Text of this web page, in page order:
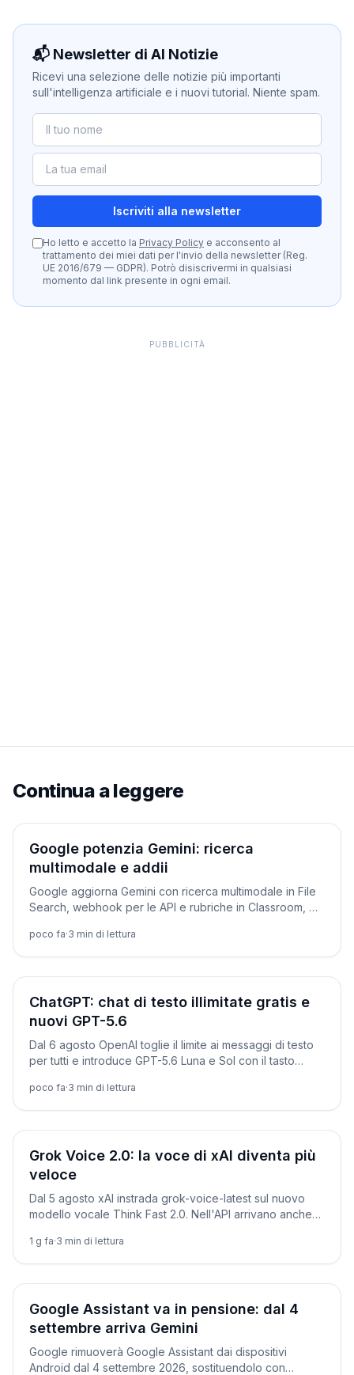
📬 Newsletter di AI Notizie
Ricevi una selezione delle notizie più importanti
sull'intelligenza artificiale e i nuovi tutorial. Niente spam.
Iscriviti alla newsletter
Ho letto e accetto la Privacy Policy e acconsento al
trattamento dei miei dati per l'invio della newsletter (Reg.
UE 2016/679 — GDPR). Potrò disiscrivermi in qualsiasi
momento dal link presente in ogni email.
PUBBLICITÀ
Continua a leggere
Prodotti
Google potenzia Gemini: ricerca
multimodale e addii
Google aggiorna Gemini con ricerca multimodale in File
Search, webhook per le API e rubriche in Classroom, ma
poco fa·3 min di lettura
Prodotti
ChatGPT: chat di testo illimitate gratis e
nuovi GPT-5.6
Dal 6 agosto OpenAI toglie il limite ai messaggi di testo
per tutti e introduce GPT-5.6 Luna e Sol con il tasto
poco fa·3 min di lettura
Prodotti
Grok Voice 2.0: la voce di xAI diventa più
veloce
Dal 5 agosto xAI instrada grok-voice-latest sul nuovo
modello vocale Think Fast 2.0. Nell'API arrivano anche
1 g fa·3 min di lettura
Prodotti
Google Assistant va in pensione: dal 4
settembre arriva Gemini
Google rimuoverà Google Assistant dai dispositivi
Android dal 4 settembre 2026, sostituendolo con